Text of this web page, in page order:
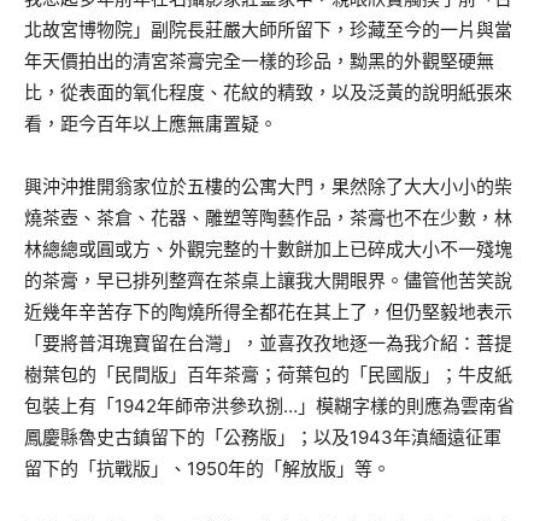
北故宮博物院」副院長莊嚴大師所留下，珍藏至今的一片與當
年天價拍出的清宮茶膏完全一樣的珍品，黝黑的外觀堅硬無
比，從表面的氧化程度、花紋的精致，以及泛黃的說明紙張來
看，距今百年以上應無庸置疑。
興沖沖推開翁家位於五樓的公寓大門，果然除了大大小小的柴
燒茶壺、茶倉、花器、雕塑等陶藝作品，茶膏也不在少數，林
林總總或圓或方、外觀完整的十數餅加上已碎成大小不一殘塊
的茶膏，早已排列整齊在茶桌上讓我大開眼界。儘管他苦笑說
近幾年辛苦存下的陶燒所得全都花在其上了，但仍堅毅地表示
「要將普洱瑰寶留在台灣」，並喜孜孜地逐一為我介紹：菩提
樹葉包的「民間版」百年茶膏；荷葉包的「民國版」；牛皮紙
包裝上有「1942年師帝洪參玖捌…」模糊字樣的則應為雲南省
鳳慶縣魯史古鎮留下的「公務版」；以及1943年滇緬遠征軍
留下的「抗戰版」、1950年的「解放版」等。